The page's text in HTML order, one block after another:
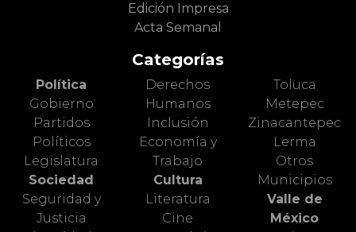
Edición Impresa
Acta Semanal
Categorías
Política
Gobierno
Partidos
Políticos
Legislatura
Sociedad
Seguridad y
Justicia
Derechos
Humanos
Inclusión
Economía y
Trabajo
Cultura
Literatura
Cine
Toluca
Metepec
Zinacantepec
Lerma
Otros
Municipios
Valle de
México